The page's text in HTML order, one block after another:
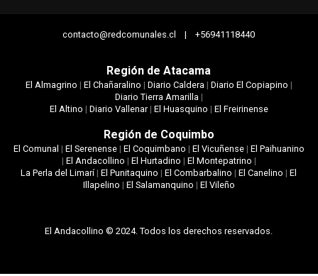
contacto@redcomunales.cl | +56941118440
Región de Atacama
El Almagrino | El Chañaralino | Diario Caldera| Diario El Copiapino |
Diario Tierra Amarilla|
El Altino | Diario Vallenar| El Huasquino | El Freirinense
Región de Coquimbo
El Comunal | El Serenense| El Coquimbano | El Vicuñense| El Paihuanino
| El Andacollino | El Hurtadino | El Montepatrino |
La Perla del Limarí|El Punitaquino |El Combarbalino |El Canelino |El
Illapelino | El Salamanquino | El Vileño
El Andacollino © 2024. Todos los derechos reservados.